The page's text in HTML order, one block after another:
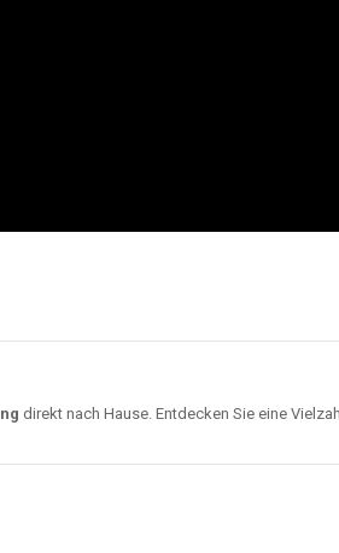
direkt nach Hause. Entdecken Sie eine